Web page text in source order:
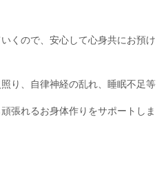
くので、安心して心身共にお預け
り、自律神経の乱れ、睡眠不足等
張れるお身体作りをサポートしま